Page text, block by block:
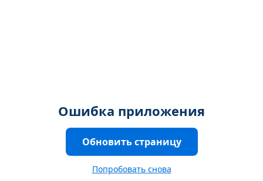
Ошибка приложения
Обновить страницу
Попробовать снова